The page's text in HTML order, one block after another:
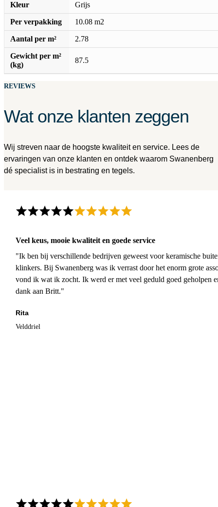
Kleur Grijs
Per verpakking 10.08 m2
Aantal per m² 2.78
Gewicht per m²
(kg)
87.5
REVIEWS
Wat onze klanten zeggen
Wij streven naar de hoogste kwaliteit en service. Lees de
ervaringen van onze klanten en ontdek waarom Swanenberg
dé specialist is in bestrating en tegels.
Veel keus, mooie kwaliteit en goede service
"Ik ben bij verschillende bedrijven geweest voor keramische
klinkers. Bij Swanenberg was ik verrast door het enorm grote
vond ik wat ik zocht. Ik werd er met veel geduld goed geholpen
dank aan Britt."
Rita
Velddriel